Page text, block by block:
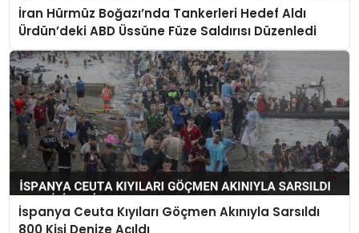
İran Hürmüz Boğazı’nda Tankerleri Hedef Aldı
Ürdün’deki ABD Üssüne Füze Saldırısı Düzenledi
İspanya Ceuta Kıyıları Göçmen Akınıyla Sarsıldı